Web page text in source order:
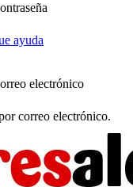
ayuda
electrónico
correo electrónico.